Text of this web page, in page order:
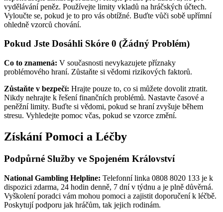
vydělávání peněz. Používejte limity vkladů na hráčských účtech.
Vyloučte se, pokud je to pro vás obtížné. Buďte vůči sobě upřímní
ohledně vzorců chování.
Pokud Jste Dosáhli Skóre 0 (Žádný Problém)
Co to znamená: V současnosti nevykazujete příznaky
problémového hraní. Zůstaňte si vědomi rizikových faktorů.
Zůstaňte v bezpečí: Hrajte pouze to, co si můžete dovolit ztratit.
Nikdy nehrajte k řešení finančních problémů. Nastavte časové a
peněžní limity. Buďte si vědomi, pokud se hraní zvyšuje během
stresu. Vyhledejte pomoc včas, pokud se vzorce změní.
Získání Pomoci a Léčby
Podpůrné Služby ve Spojeném Království
National Gambling Helpline: Telefonní linka 0808 8020 133 je k
dispozici zdarma, 24 hodin denně, 7 dní v týdnu a je plně důvěrná.
Vyškolení poradci vám mohou pomoci a zajistit doporučení k léčbě.
Poskytují podporu jak hráčům, tak jejich rodinám.